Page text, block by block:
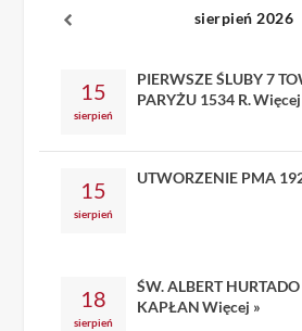
sierpień 2026
15
sierpień
PIERWSZE ŚLUBY 7
PARYŻU 1534 R.Więcej
15
sierpień
UTWORZENIE PMA
18
sierpień
ŚW. ALBERT
KAPŁAN Więcej »